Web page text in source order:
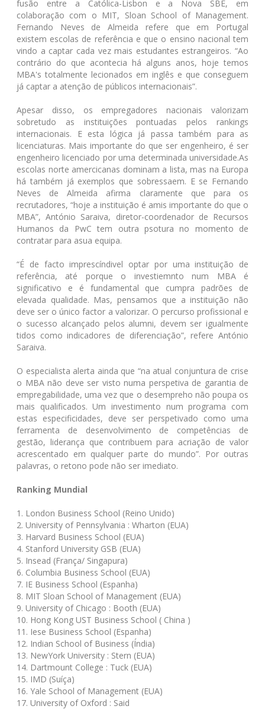
fusão entre a Católica-Lisbon e a Nova SBE, em
colaboração com o MIT, Sloan School of Management.
Fernando Neves de Almeida refere que em Portugal
existem escolas de referência e que o ensino nacional tem
vindo a captar cada vez mais estudantes estrangeiros. “Ao
contrário do que acontecia há alguns anos, hoje temos
MBA's totalmente lecionados em inglês e que conseguem
já captar a atenção de públicos internacionais”.
Apesar disso, os empregadores nacionais valorizam
sobretudo as instituições pontuadas pelos rankings
internacionais. E esta lógica já passa também para as
licenciaturas. Mais importante do que ser engenheiro, é ser
engenheiro licenciado por uma determinada universidade.As
escolas norte amercicanas dominam a lista, mas na Europa
há também já exemplos que sobressaem. E se Fernando
Neves de Almeida afirma claramente que para os
recrutadores, “hoje a instituição é amis importante do que o
MBA”, António Saraiva, diretor-coordenador de Recursos
Humanos da PwC tem outra psotura no momento de
contratar para asua equipa.
“É de facto imprescíndivel optar por uma instituição de
referência, até porque o investiemnto num MBA é
significativo e é fundamental que cumpra padrões de
elevada qualidade. Mas, pensamos que a instituição não
deve ser o único factor a valorizar. O percurso profissional e
o sucesso alcançado pelos alumni, devem ser igualmente
tidos como indicadores de diferenciação”, refere António
Saraiva.
O especialista alerta ainda que “na atual conjuntura de crise
o MBA não deve ser visto numa perspetiva de garantia de
empregabilidade, uma vez que o desempreho não poupa os
mais qualificados. Um investimento num programa com
estas especificidades, deve ser perspetivado como uma
ferramenta de desenvolvimento de competências de
gestão, liderança que contribuem para acriação de valor
acrescentado em qualquer parte do mundo”. Por outras
palavras, o retono pode não ser imediato.
Ranking Mundial
1. London Business School (Reino Unido)
2. University of Pennsylvania : Wharton (EUA)
3. Harvard Business School (EUA)
4. Stanford University GSB (EUA)
5. Insead (França/ Singapura)
6. Columbia Business School (EUA)
7. IE Business School (Espanha)
8. MIT Sloan School of Management (EUA)
9. University of Chicago : Booth (EUA)
10. Hong Kong UST Business School ( China )
11. Iese Business School (Espanha)
12. Indian School of Business (Índia)
13. NewYork University : Stern (EUA)
14. Dartmount College : Tuck (EUA)
15. IMD (Suíça)
16. Yale School of Management (EUA)
17. University of Oxford : Said